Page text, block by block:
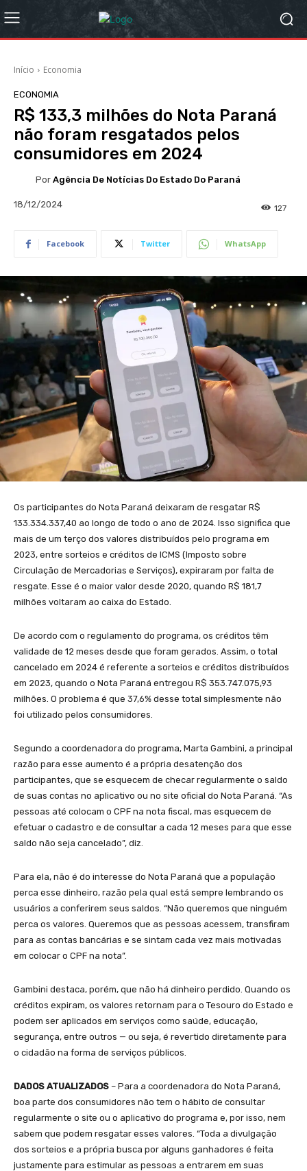
Início Economia
ECONOMIA
R$ 133,3 milhões do Nota Paraná
não foram resgatados pelos
consumidores em 2024
Por Agência De Notícias Do Estado Do Paraná
18/12/2024 127
Facebook Twitter WhatsApp
Os participantes do Nota Paraná deixaram de resgatar R$
133.334.337,40 ao longo de todo o ano de 2024. Isso significa que
mais de um terço dos valores distribuídos pelo programa em
2023, entre sorteios e créditos de ICMS (Imposto sobre
Circulação de Mercadorias e Serviços), expiraram por falta de
resgate. Esse é o maior valor desde 2020, quando R$ 181,7
milhões voltaram ao caixa do Estado.
De acordo com o regulamento do programa, os créditos têm
validade de 12 meses desde que foram gerados. Assim, o total
cancelado em 2024 é referente a sorteios e créditos distribuídos
em 2023, quando o Nota Paraná entregou R$ 353.747.075,93
milhões. O problema é que 37,6% desse total simplesmente não
foi utilizado pelos consumidores.
Segundo a coordenadora do programa, Marta Gambini, a principal
razão para esse aumento é a própria desatenção dos
participantes, que se esquecem de checar regularmente o saldo
de suas contas no aplicativo ou no site oficial do Nota Paraná. “As
pessoas até colocam o CPF na nota fiscal, mas esquecem de
efetuar o cadastro e de consultar a cada 12 meses para que esse
saldo não seja cancelado”, diz.
Para ela, não é do interesse do Nota Paraná que a população
perca esse dinheiro, razão pela qual está sempre lembrando os
usuários a conferirem seus saldos. “Não queremos que ninguém
perca os valores. Queremos que as pessoas acessem, transfiram
para as contas bancárias e se sintam cada vez mais motivadas
em colocar o CPF na nota”.
Gambini destaca, porém, que não há dinheiro perdido. Quando os
créditos expiram, os valores retornam para o Tesouro do Estado e
podem ser aplicados em serviços como saúde, educação,
segurança, entre outros — ou seja, é revertido diretamente para
o cidadão na forma de serviços públicos.
DADOS ATUALIZADOS – Para a coordenadora do Nota Paraná,
boa parte dos consumidores não tem o hábito de consultar
regularmente o site ou o aplicativo do programa e, por isso, nem
sabem que podem resgatar esses valores. “Toda a divulgação
dos sorteios e a própria busca por alguns ganhadores é feita
justamente para estimular as pessoas a entrarem em suas